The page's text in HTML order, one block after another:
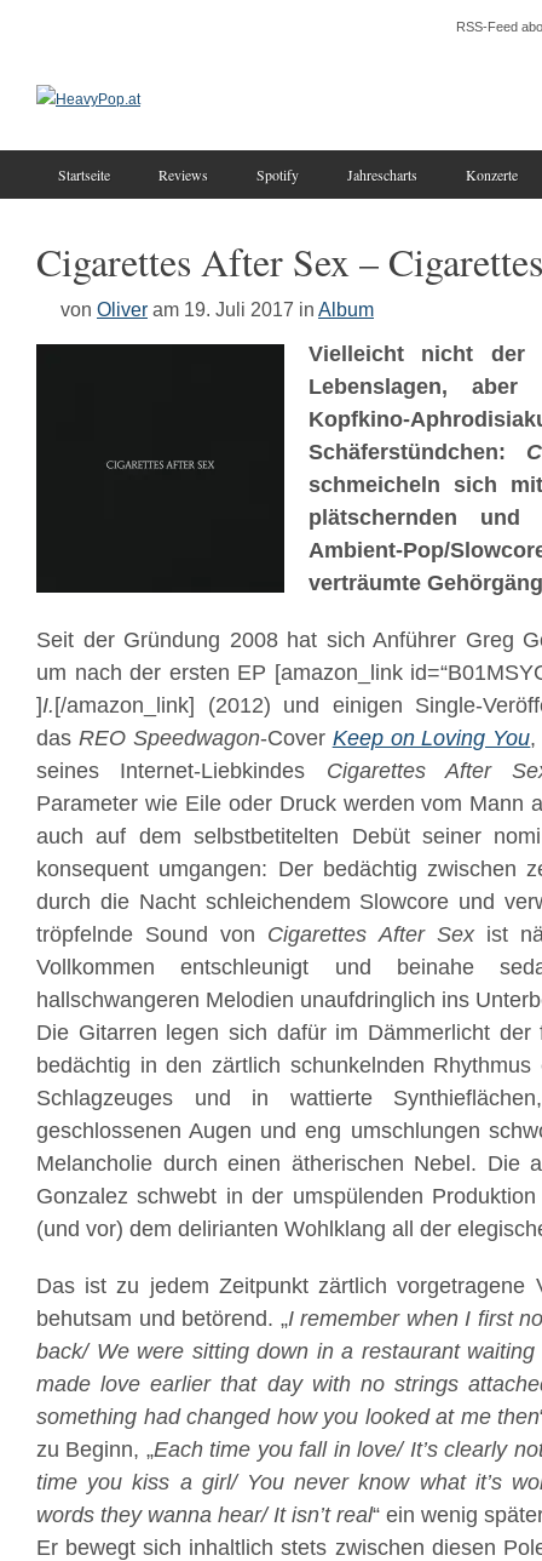
RSS-Feed
Startseite Reviews Spotify Jahrescharts Konzerte
Cigarettes After Sex –
von Oliver am 19. Juli 2017 in Album
Vielleicht nicht der
Lebenslagen,
Kopfkino-
Schäferstündchen:
schmeicheln sich
plätschernden und
Ambient-Pop/
verträumte
Seit der Gründung 2008 hat sich Anführer Greg
um nach der ersten EP [amazon_link
]I. [/amazon_link] (2012) und einigen Single-
das REO Speedwagon-Cover Keep on Loving You,
seines Internet-Liebkindes Cigarettes After
Parameter wie Eile oder Druck werden vom Mann
auch auf dem selbstbetitelten Debüt seiner
konsequent umgangen: Der bedächtig zwischen
durch die Nacht schleichendem Slowcore und
tröpfelnde Sound von Cigarettes After Sexist
Vollkommen entschleunigt und beinahe
hallschwangeren Melodien unaufdringlich ins
Die Gitarren legen sich dafür im Dämmerlicht der
bedächtig in den zärtlich schunkelnden
Schlagzeuges und in wattierte
geschlossenen Augen und eng umschlungen
Melancholie durch einen ätherischen Nebel. Die
Gonzalez schwebt in der umspülenden
(und vor) dem delirianten Wohlklang all der
Das ist zu jedem Zeitpunkt zärtlich vorgetragene
behutsam und betörend. „I remember when I first
back/ We were sitting down in a restaurant
made love earlier that day with no strings
something had changed how you looked at me then
zu Beginn, „Each time you fall in love/ It’s clearly
time you kiss a girl/ You never know what it’s
words they wanna hear/ It isn’t real“ ein wenig
Er bewegt sich inhaltlich stets zwischen diesen